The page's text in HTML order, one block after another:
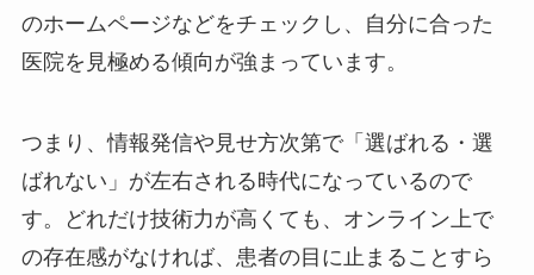
のホームページなどをチェックし、自分に合った
医院を見極める傾向が強まっています。
つまり、情報発信や見せ方次第で「選ばれる・選
ばれない」が左右される時代になっているので
す。どれだけ技術力が高くても、オンライン上で
の存在感がなければ、患者の目に止まることすら